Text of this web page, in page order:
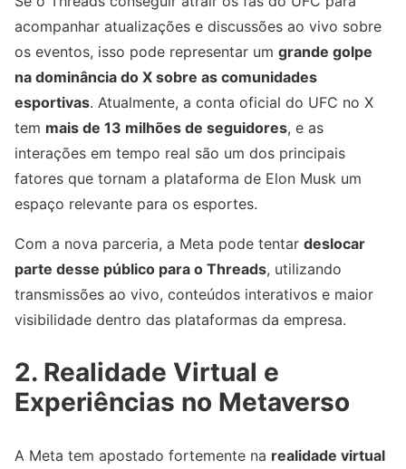
acompanhar atualizações e discussões ao vivo sobre
os eventos, isso pode representar um grande golpe
na dominância do X sobre as comunidades
esportivas. Atualmente, a conta oficial do UFC no X
tem mais de 13 milhões de seguidores, e as
interações em tempo real são um dos principais
fatores que tornam a plataforma de Elon Musk um
espaço relevante para os esportes.
Com a nova parceria, a Meta pode tentar deslocar
parte desse público para o Threads, utilizando
transmissões ao vivo, conteúdos interativos e maior
visibilidade dentro das plataformas da empresa.
2. Realidade Virtual e
Experiências no Metaverso
A Meta tem apostado fortemente na realidade virtual